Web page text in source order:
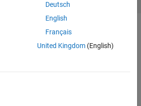
Deutsch
English
Français
United Kingdom(English)